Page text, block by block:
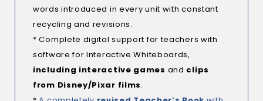
words introduced in every unit with constant
recycling and revisions.
* Complete digital support for teachers with
software for Interactive Whiteboards,
including interactive games and clips
from Disney/Pixar films.